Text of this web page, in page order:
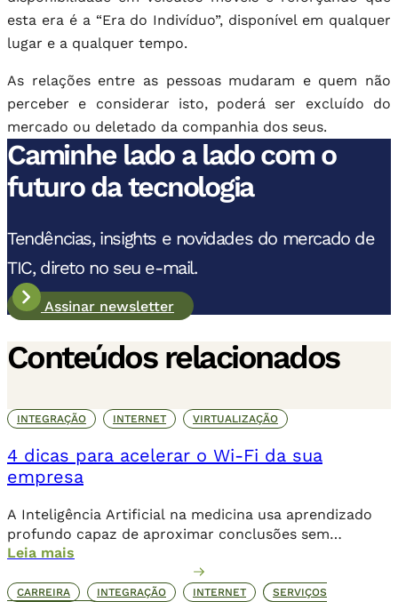
esta era é a “Era do Indivíduo”, disponível em qualquer
lugar e a qualquer tempo.
As relações entre as pessoas mudaram e quem não
perceber e considerar isto, poderá ser excluído do
mercado ou deletado da companhia dos seus.
Caminhe lado a lado com o
futuro da tecnologia
Tendências, insights e novidades do mercado de
TIC, direto no seu e-mail.
Assinar newsletter
Conteúdos relacionados
INTEGRAÇÃO INTERNET VIRTUALIZAÇÃO
4 dicas para acelerar o Wi-Fi da sua
empresa
A Inteligência Artificial na medicina usa aprendizado
profundo capaz de aproximar conclusões sem
necessariamente a contribuição humana de forma
Leia mais
CARREIRA INTEGRAÇÃO INTERNET
SERVIÇOS